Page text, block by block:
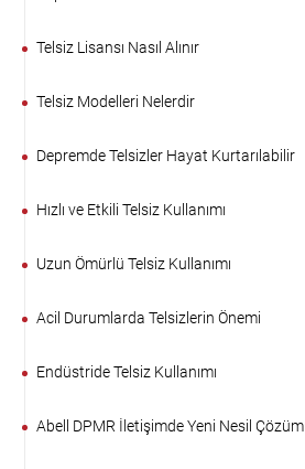
Telsiz Lisansı Nasıl Alınır
Telsiz Modelleri Nelerdir
Depremde Telsizler Hayat Kurtarılabilir
Hızlı ve Etkili Telsiz Kullanımı
Uzun Ömürlü Telsiz Kullanımı
Acil Durumlarda Telsizlerin Önemi
Endüstride Telsiz Kullanımı
Abell DPMR İletişimde Yeni Nesil Çözüm